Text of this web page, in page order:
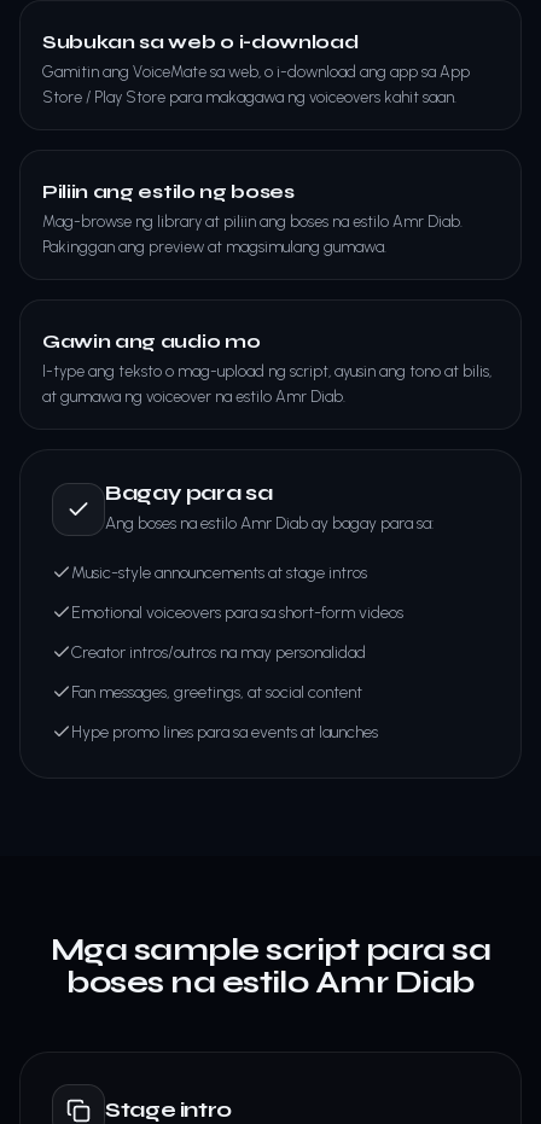
Subukan sa web o i-download
Gamitin ang VoiceMate sa web, o i-download ang app sa App
Store / Play Store para makagawa ng voiceovers kahit saan.
Piliin ang estilo ng boses
Mag-browse ng library at piliin ang boses na estilo Amr Diab.
Pakinggan ang preview at magsimulang gumawa.
Gawin ang audio mo
I-type ang teksto o mag-upload ng script, ayusin ang tono at bilis,
at gumawa ng voiceover na estilo Amr Diab.
Bagay para sa
Ang boses na estilo Amr Diab ay bagay para sa:
Music-style announcements at stage intros
Emotional voiceovers para sa short-form videos
Creator intros/outros na may personalidad
Fan messages, greetings, at social content
Hype promo lines para sa events at launches
Mga sample script para sa
boses na estilo Amr Diab
Stage intro